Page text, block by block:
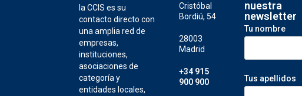
la CCIS es su
contacto directo con
una amplia red de
empresas,
instituciones,
asociaciones de
categoría y
entidades locales,
Cristóbal
Bordiú, 54
28003
Madrid
+34 915
900 900
nuestra
newsletter
Tu nombre
Tus apellidos